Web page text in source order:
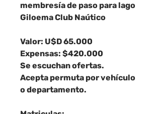
membresía de paso para lago
Giloema Club Naútico
Valor: U$D 65.000
Expensas: $420.000
Se escuchan ofertas.
Acepta permuta por vehículo
o departamento.